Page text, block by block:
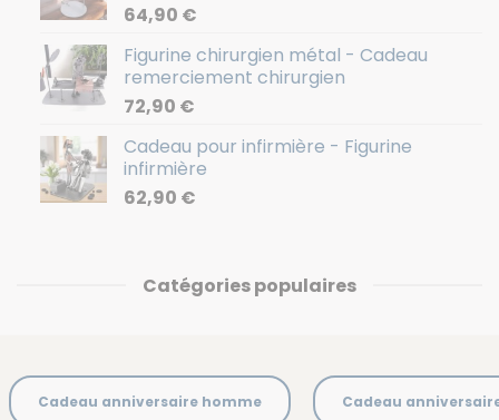
64,90 €
Figurine chirurgien métal - Cadeau
remerciement chirurgien
72,90 €
Cadeau pour infirmière - Figurine
infirmière
62,90 €
Catégories populaires
Cadeau anniversaire homme Cadeau